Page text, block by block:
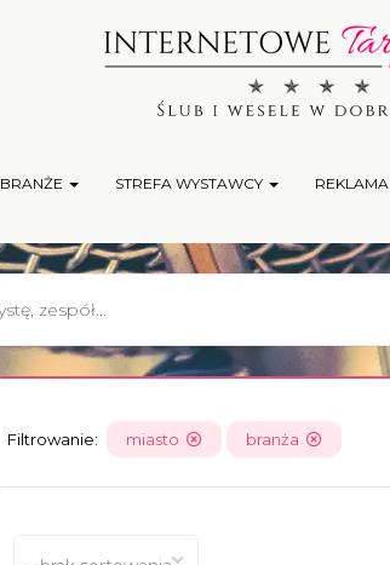
BRANŻE STREFA WYSTAWCY REKLAMA
Filtrowanie: miasto branża